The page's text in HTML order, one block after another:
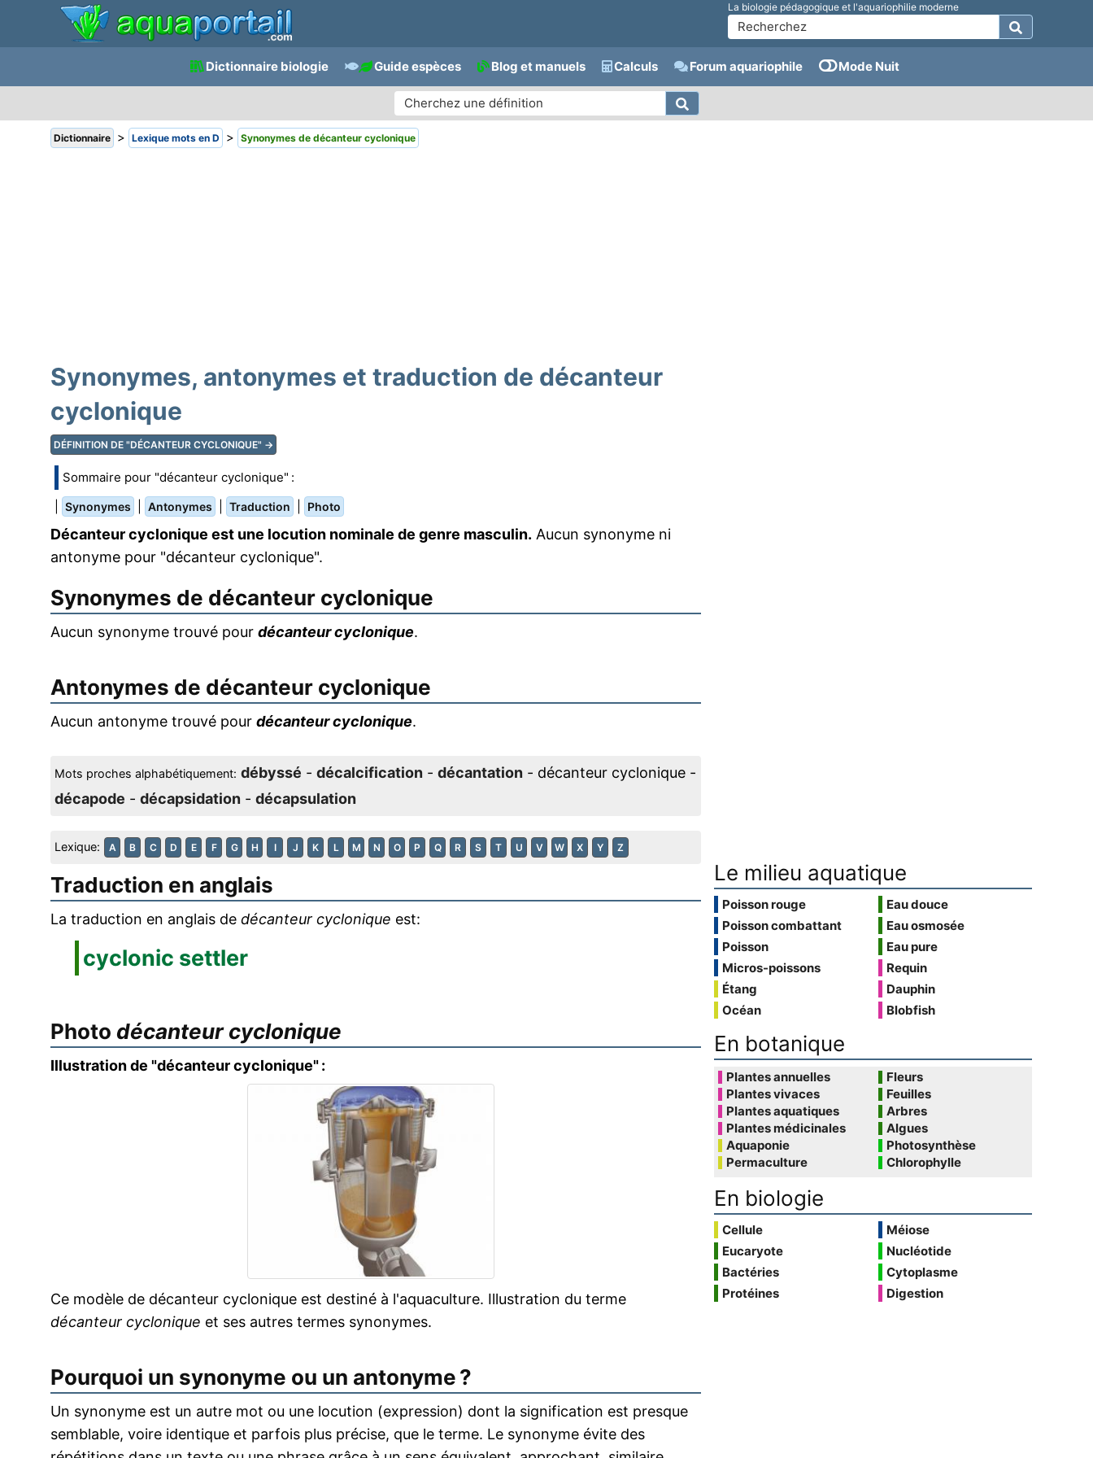
La biologie pédagogique et l'aquariophilie moderne
Dictionnaire biologie Guide espèces Blog et manuels Calculs Forum aquariophile Mode Nuit
Dictionnaire > Lexique mots en D > Synonymes de décanteur cyclonique
Synonymes, antonymes et traduction de décanteur
cyclonique
DÉFINITION DE "DÉCANTEUR CYCLONIQUE" →
Sommaire pour "décanteur cyclonique" :
Synonymes Antonymes Traduction Photo
Décanteur cyclonique est une locution nominale de genre masculin. Aucun synonyme ni
antonyme pour "décanteur cyclonique".
Synonymes de décanteur cyclonique
Aucun synonyme trouvé pour décanteur cyclonique.
Antonymes de décanteur cyclonique
Aucun antonyme trouvé pour décanteur cyclonique.
Mots proches alphabétiquement: débyssé - décalcification - décantation - décanteur cyclonique -
décapode - décapsidation - décapsulation
Lexique: A B C D E F G H I J K L M N O P Q R S T U V W X Y Z
Traduction en anglais
La traduction en anglais de décanteur cyclonique est:
cyclonic settler
Photo décanteur cyclonique
Illustration de "décanteur cyclonique" :
Ce modèle de décanteur cyclonique est destiné à l'aquaculture. Illustration du terme
décanteur cyclonique et ses autres termes synonymes.
Pourquoi un synonyme ou un antonyme ?
Un synonyme est un autre mot ou une locution (expression) dont la signification est presque
semblable, voire identique et parfois plus précise, que le terme. Le synonyme évite des
Le milieu aquatique
Poisson rouge
Poisson combattant
Poisson
Micros-poissons
Étang
Océan
Eau douce
Eau osmosée
Eau pure
Requin
Dauphin
Blobfish
En botanique
Plantes annuelles
Plantes vivaces
Plantes aquatiques
Plantes médicinales
Aquaponie
Permaculture
Fleurs
Feuilles
Arbres
Algues
Photosynthèse
Chlorophylle
En biologie
Cellule
Eucaryote
Bactéries
Protéines
Méiose
Nucléotide
Cytoplasme
Digestion